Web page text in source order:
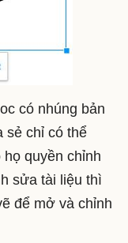
có nhúng bản
sẻ chỉ có thể
quyền chỉnh
sửa tài liệu thì
để mở và chỉnh